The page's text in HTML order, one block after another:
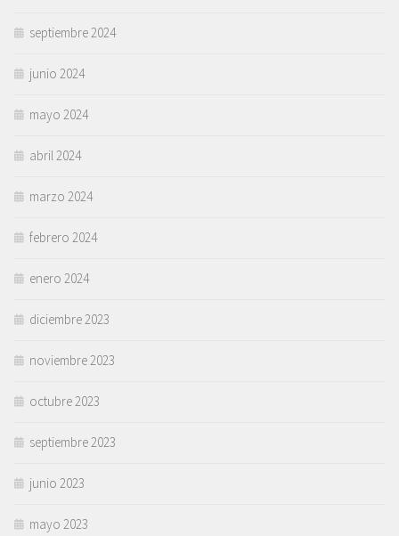
septiembre 2024
junio 2024
mayo 2024
abril 2024
marzo 2024
febrero 2024
enero 2024
diciembre 2023
noviembre 2023
octubre 2023
septiembre 2023
junio 2023
mayo 2023